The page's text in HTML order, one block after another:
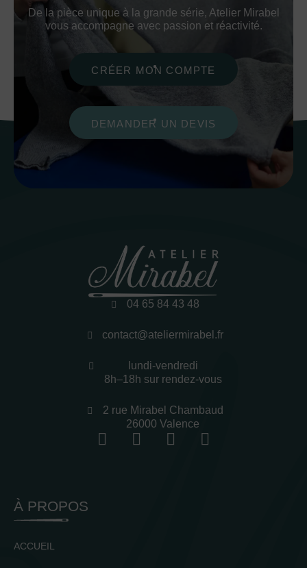
De la pièce unique à la grande série, Atelier Mirabel
vous accompagne avec passion et réactivité.
CRÉER MON COMPTE
DEMANDER UN DEVIS
04 65 84 43 48
contact@ateliermirabel.fr
lundi-vendredi
8h–18h sur rendez-vous
2 rue Mirabel Chambaud
26000 Valence
À PROPOS
ACCUEIL